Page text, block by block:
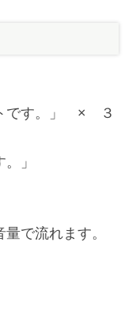
トです。」 × ３
」
で流れます。